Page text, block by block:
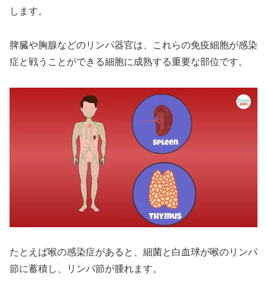
します。
脾臓や胸腺などのリンパ器官は、これらの免疫細胞が感染
症と戦うことができる細胞に成熟する重要な部位です。
たとえば喉の感染症があると、細菌と白血球が喉のリンパ
節に蓄積し、リンパ節が腫れます。